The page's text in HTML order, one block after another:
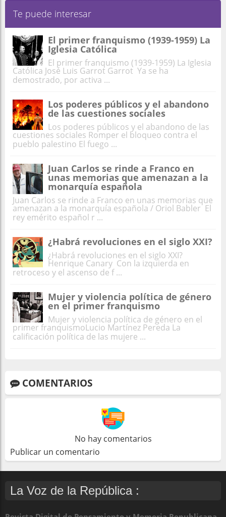
Te puede interesar
El primer franquismo (1939-1959) La
Iglesia Católica
El primer franquismo (1939-1959) La Iglesia
Católica José Luis Garrot Garrot Ya se ha
demostrado, por activa ...
Los poderes públicos y el abandono
de las cuestiones sociales
Los poderes públicos y el abandono de las
cuestiones sociales Romper el bloqueo contra el
pueblo palestino El fuego ...
Juan Carlos se rinde a Franco en
unas memorias que amenazan a la
monarquía española
Juan Carlos se rinde a Franco en unas memorias que
amenazan a la monarquía española / Oriol Babler El
rey emérito español r ...
¿Habrá revoluciones en el siglo XXI?
¿Habrá revoluciones en el siglo XXI?
Henrique Canary Con la izquierda en
retroceso y el ascenso de f ...
Mujer y violencia política de género
en el primer franquismo
Mujer y violencia política de género en el
primer franquismoLucio Martínez Pereda La
calificación política de las mujere ...
COMENTARIOS
No hay comentarios
Publicar un comentario
La Voz de la República :